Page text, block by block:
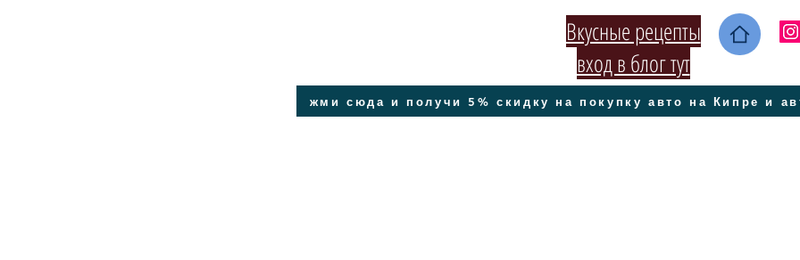
Вкусные рецепты
вход в блог тут
жми сюда и получи 5% скидку на покупку авто на Кипре и